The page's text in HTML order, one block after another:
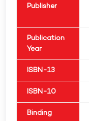
Publisher
Publication
Year
ISBN-13
ISBN-10
Binding